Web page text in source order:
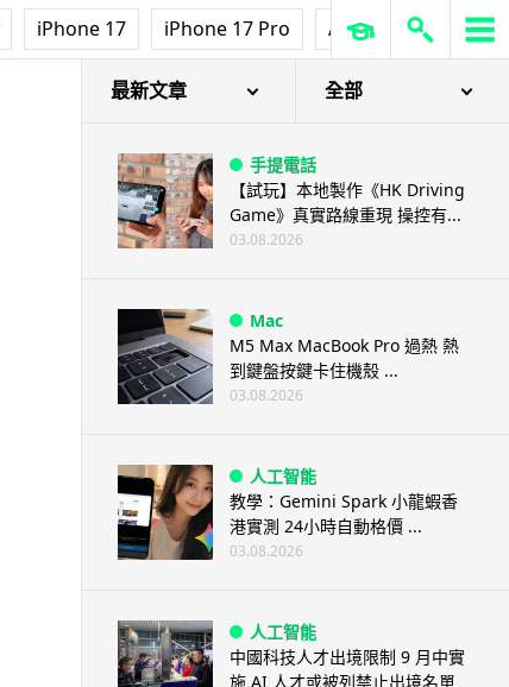
iPhone 17 iPhone 17 Pro AirPods Pro 3
最新文章 全部
手提電話
【試玩】本地製作《HK Driving
Game》真實路線重現 操控有...
03.08.2026
Mac
M5 Max MacBook Pro 過熱 熱
到鍵盤按鍵卡住機殼 ...
03.08.2026
人工智能
教學：Gemini Spark 小龍蝦香
港實測 24小時自動格價 ...
03.08.2026
人工智能
中國科技人才出境限制 9 月中實
施 AI 人才或被列禁止出境名單